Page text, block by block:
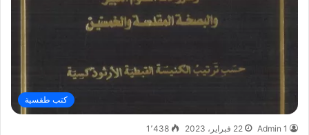
كتب طقسية
Admin 1 22 فبراير، 2023 1٬438